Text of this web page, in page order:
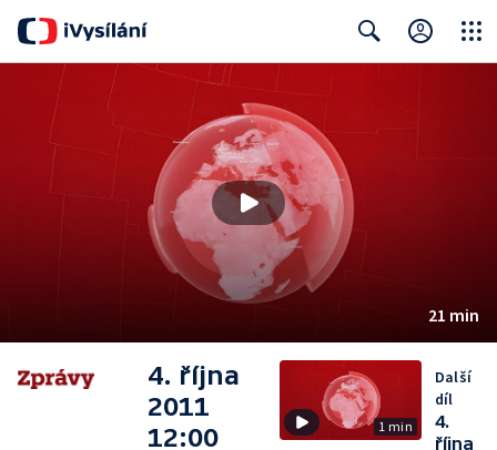
21 min
4. října
2011
12:00
1 min
Další
díl
4.
října